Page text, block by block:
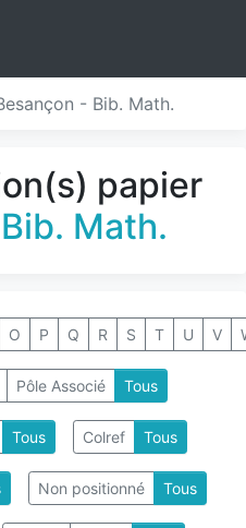
- Bib. Math.
papier
Math.
O P Q R S T U V
Pôle Associé Tous
Tous Colref Tous
Non positionné Tous